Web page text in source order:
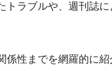
ラブルや、週刊誌
性までを網羅的に